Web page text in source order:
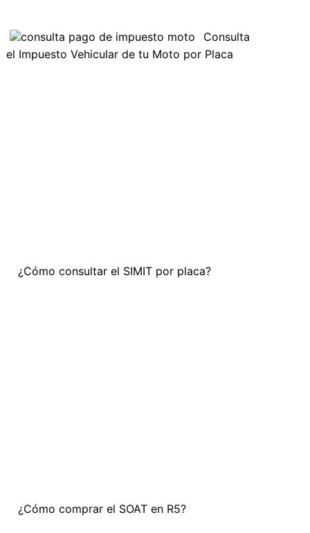
Consulta
el Impuesto Vehicular de tu Moto por Placa
¿Cómo consultar el SIMIT por placa?
¿Cómo comprar el SOAT en R5?